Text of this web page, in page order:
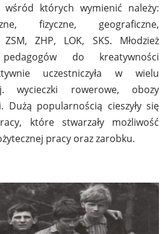
wśród których wymienić należy:
fizyczne, geograficzne,
ZHP, LOK, SKS. Młodzież
do kreatywności
uczestniczyła w wielu
wycieczki rowerowe, obozy
Dużą popularnością cieszyły się
które stwarzały możliwość
pracy oraz zarobku.